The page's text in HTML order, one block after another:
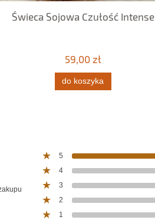
Świeca Sojowa Czułość Intense
59,00 zł
do koszyka
5
4
3
2
1